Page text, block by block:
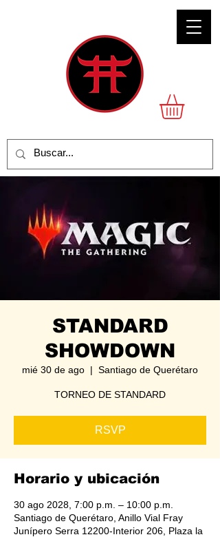
STANDARD
SHOWDOWN
mié 30 de ago
  |
Santiago de Querétaro
TORNEO DE STANDARD
RSVP
Horario y ubicación
30 ago 2028, 7:00 p.m. – 10:00 p.m.
Santiago de Querétaro, Anillo Vial Fray
Junípero Serra 12200-Interior 206, Plaza la